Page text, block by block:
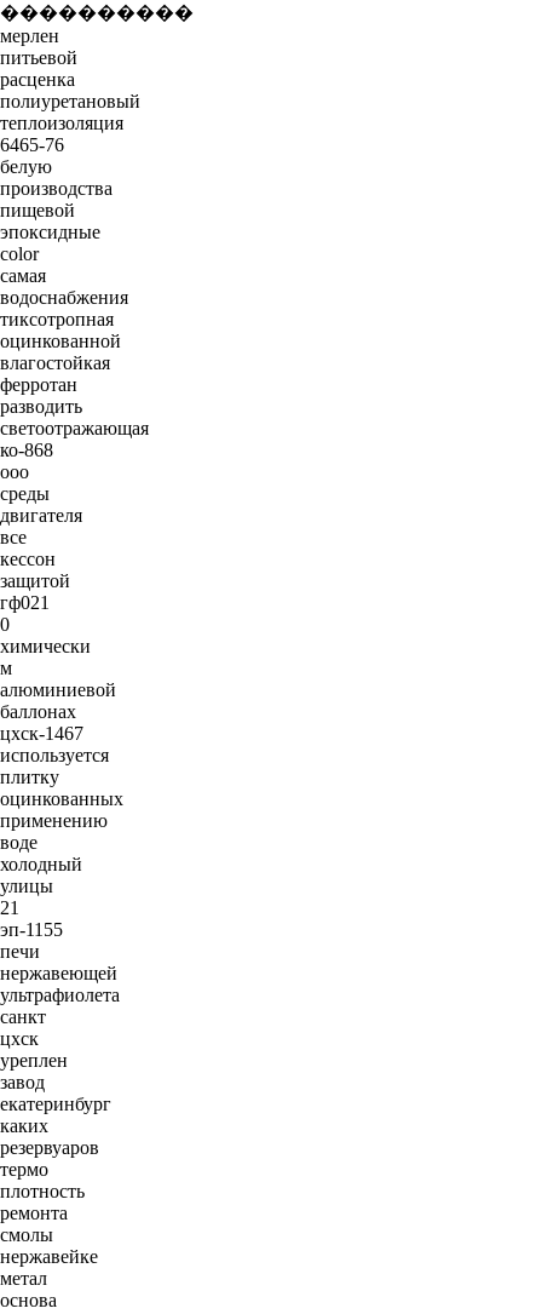
����������
мерлен
питьевой
расценка
полиуретановый
теплоизоляция
6465-76
белую
производства
пищевой
эпоксидные
color
самая
водоснабжения
тиксотропная
оцинкованной
влагостойкая
ферротан
разводить
светоотражающая
ко-868
ооо
среды
двигателя
все
кессон
защитой
гф021
0
химически
м
алюминиевой
баллонах
цхск-1467
используется
плитку
оцинкованных
применению
воде
холодный
улицы
21
эп-1155
печи
нержавеющей
ультрафиолета
санкт
цхск
уреплен
завод
екатеринбург
каких
резервуаров
термо
плотность
ремонта
смолы
нержавейке
метал
основа